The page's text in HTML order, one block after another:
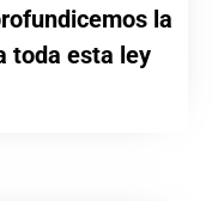
la
toda esta ley